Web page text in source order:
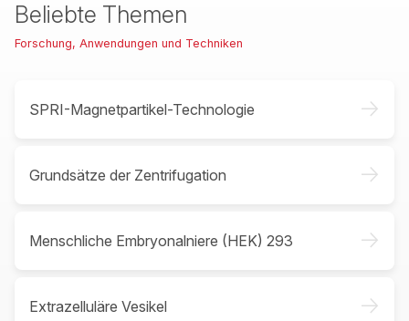
Beliebte Themen
Forschung, Anwendungen und Techniken
SPRI-Magnetpartikel-Technologie ->
Grundsätze der Zentrifugation ->
Menschliche Embryonalniere (HEK) 293 ->
Extrazelluläre Vesikel ->